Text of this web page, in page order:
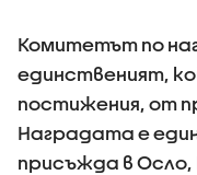
Комитетът по
единственият,
постижения, от
Наградата е
присъжда в Осло,